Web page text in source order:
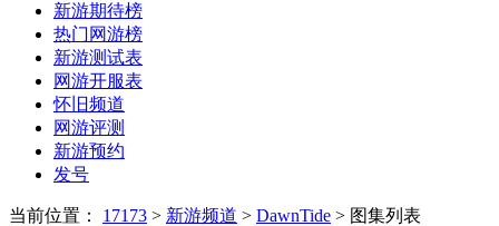
新游期待榜
热门网游榜
新游测试表
网游开服表
怀旧频道
网游评测
新游预约
发号
当前位置： 17173 > 新游频道 > DawnTide > 图集列表